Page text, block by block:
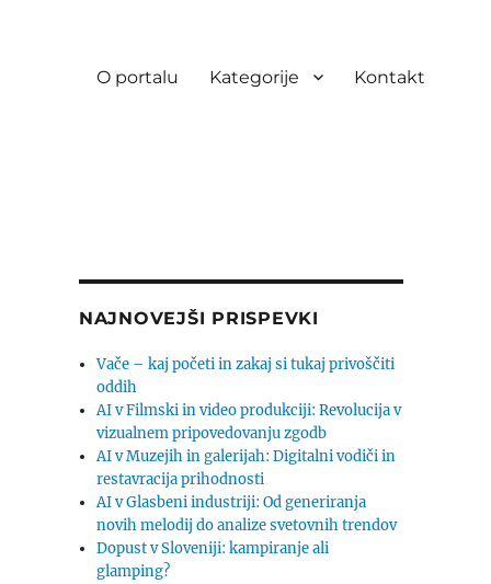
O portalu Kategorije Kontakt
NAJNOVEJŠI PRISPEVKI
Vače – kaj početi in zakaj si tukaj privoščiti
oddih
AI v Filmski in video produkciji: Revolucija v
vizualnem pripovedovanju zgodb
AI v Muzejih in galerijah: Digitalni vodiči in
restavracija prihodnosti
AI v Glasbeni industriji: Od generiranja
novih melodij do analize svetovnih trendov
Dopust v Sloveniji: kampiranje ali
glamping?